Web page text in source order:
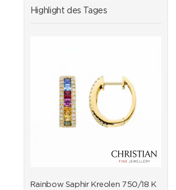
Highlight des Tages
Rainbow Saphir Kreolen 750/18 K